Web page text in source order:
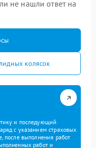
не нашли ответ на
колясок
и последующий
с указанием страховых
после выполнения работ
работ и